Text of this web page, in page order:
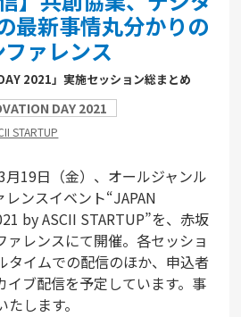
最新事情丸分かりの
ァレンス
2021」実施セッション総まとめ
DAY 2021
STARTUP
19日（金）、オールジャンル
ンスイベント“JAPAN
by ASCII STARTUP”を、赤坂
ァレンスにて開催。各セッショ
タイムでの配信のほか、申込者
イブ配信を予定しています。事
します。